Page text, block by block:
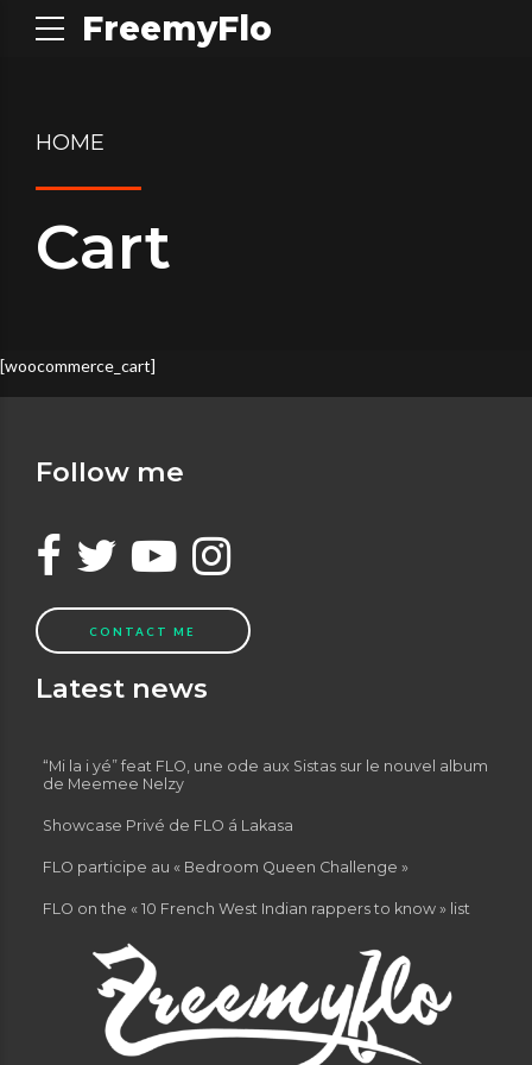
FreemyFlo
HOME
Cart
[woocommerce_cart]
Follow me
CONTACT ME
Latest news
“Mi la i yé” feat FLO, une ode aux Sistas sur le nouvel album
de Meemee Nelzy
Showcase Privé de FLO á Lakasa
FLO participe au « Bedroom Queen Challenge »
FLO on the « 10 French West Indian rappers to know » list